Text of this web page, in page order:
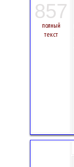
857
полный
текст